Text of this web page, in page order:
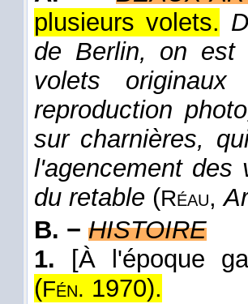
plusieurs volets.
de Berlin, on est
volets
reproduction
sur charnières,
l'agencement des
du retable (Réau,
B. − HISTOIRE
1.
[À l'époque
(Fén. 1970).